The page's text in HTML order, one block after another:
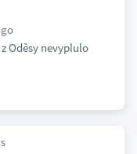
Oděsy nevyplulo